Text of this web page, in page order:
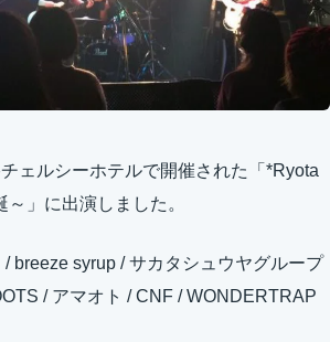
ェルシーホテルで開催された「*Ryota
」に出演しました。
breeze syrup / サカタシュウヤグループ
/ アマオト / CNF / WONDERTRAP